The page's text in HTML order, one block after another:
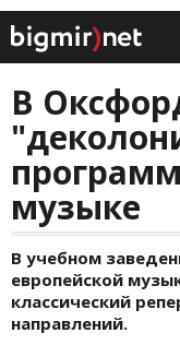
В
музыке
В учебном
европейской
классический
направлений.